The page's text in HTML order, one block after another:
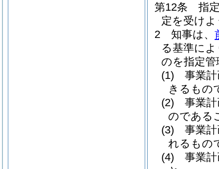
第12条
指
定を受け
2
知事は、
る基準に
のを指定
(1)
事業
きるもの
(2)
事業
のである
(3)
事業
れるもの
(4)
事業